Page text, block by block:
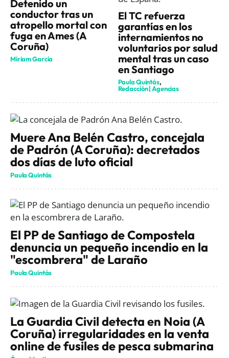
Detenido un
conductor tras un
atropello mortal con
fuga en Ames (A
Coruña)
Miriam García
El TC refuerza
garantías en los
internamientos no
voluntarios por salud
mental tras un caso
en Santiago
Paula Quintás
Redacción | Agencias
Muere Ana Belén Castro, concejala
de Padrón (A Coruña): decretados
dos días de luto oficial
Paula Quintás
El PP de Santiago de Compostela
denuncia un pequeño incendio en la
"escombrera" de Laraño
Paula Quintás
La Guardia Civil detecta en Noia (A
Coruña) irregularidades en la venta
online de fusiles de pesca submarina